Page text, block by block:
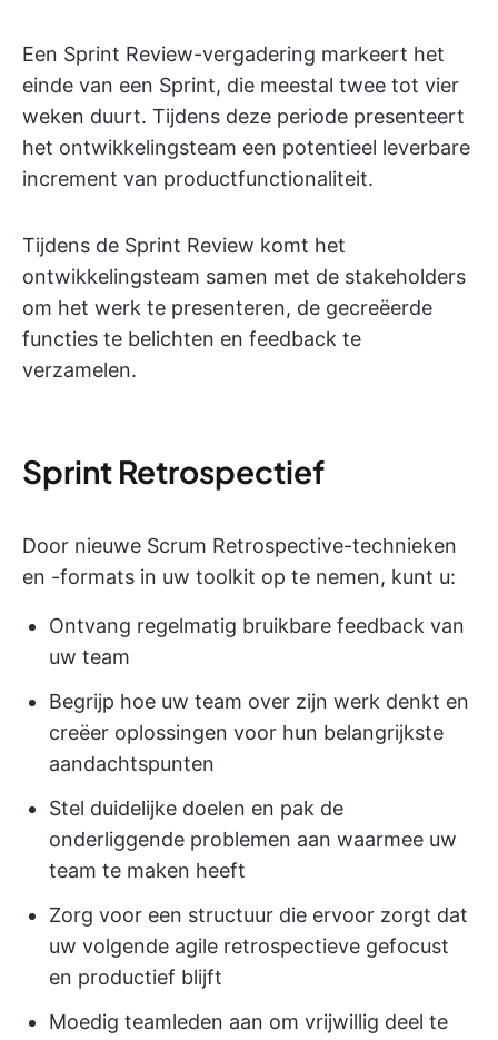
Een Sprint Review-vergadering markeert het
einde van een Sprint, die meestal twee tot vier
weken duurt. Tijdens deze periode presenteert
het ontwikkelingsteam een potentieel leverbare
increment van productfunctionaliteit.
Tijdens de Sprint Review komt het
ontwikkelingsteam samen met de stakeholders
om het werk te presenteren, de gecreëerde
functies te belichten en feedback te
verzamelen.
Sprint Retrospectief
Door nieuwe Scrum Retrospective-technieken
en -formats in uw toolkit op te nemen, kunt u:
Ontvang regelmatig bruikbare feedback van
uw team
Begrijp hoe uw team over zijn werk denkt en
creëer oplossingen voor hun belangrijkste
aandachtspunten
Stel duidelijke doelen en pak de
onderliggende problemen aan waarmee uw
team te maken heeft
Zorg voor een structuur die ervoor zorgt dat
uw volgende agile retrospectieve gefocust
en productief blijft
Moedig teamleden aan om vrijwillig deel te